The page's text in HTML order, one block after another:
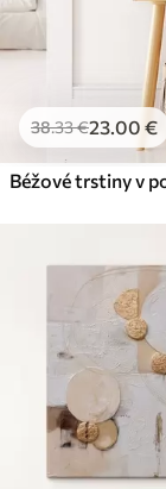
38.33€23.00 €